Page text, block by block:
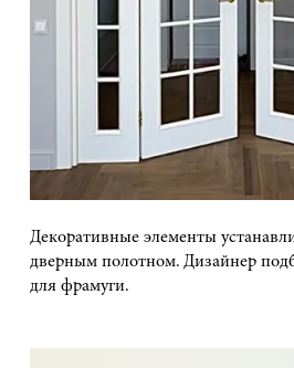
Декоративные элементы
дверным полотном. Дизайнер
для фрамуги.